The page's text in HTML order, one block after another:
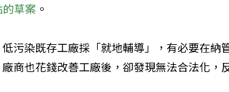
草案 。
污染既存工廠採「就地輔導」，有必要在納
商也花錢改善工廠後，卻發現無法合法化，